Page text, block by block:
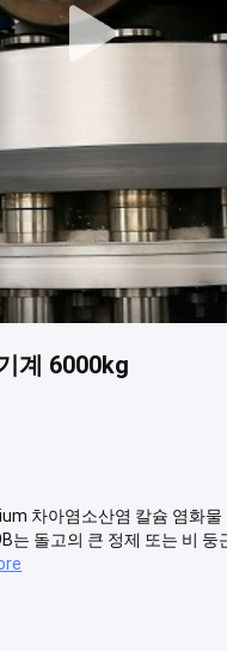
계 6000kg
차아염소산염 칼슘 염화
돌고의 큰 정제 또는 비